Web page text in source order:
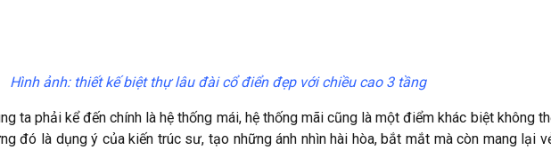
Hình ảnh: thiết kế biệt thự lâu đài cổ điển đẹp với chiều cao 3 tầng
ta phải kể đến chính là hệ thống mái, hệ thống mãi cũng là một điểm khác biệt không
đó là dụng ý của kiến trúc sư, tạo những ánh nhìn hài hòa, bắt mắt mà còn mang lại